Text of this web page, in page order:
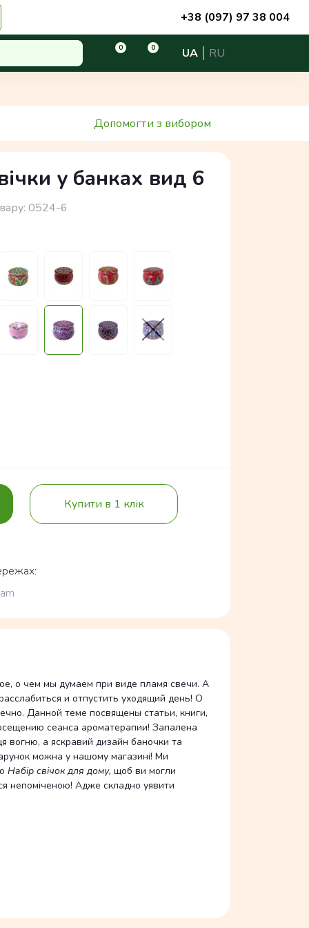
+38 (097) 97 38 004
0 0 UA RU
Допомогти з вибором
у банках вид 6
0524-6
Купити в 1 клік
о чем мы думаем при виде пламя свечи. А
и отпустить уходящий день! О
Данной теме посвящены статьи, книги,
сеанса ароматерапии! Запалена
вогню, а яскравий дизайн баночки та
можна у нашому магазині! Ми
Набір свічок для дому, щоб ви могли
непоміченою! Адже складно уявити